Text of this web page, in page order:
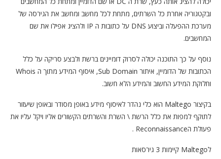
ובקטגוריה אחרת כל השרתים, מתחת לכל מחשב ומחשב את הגירסה של
מערכת ההפעלה וביצוע DNS על כתובות ה IP ולהציג אפילו את שם
המחשבים.
נוסף על כך התוכנה יכולה לסרוק דומיינים ברשת ולבצע סריקה על כלל
הכתובות של הדומיין, איתור Sub Domain, איסוף המידע מתוך ה Whois
וחלוקת המידע החשוב והמידע הלא חשוב.
בקיצור Maltego הוא כלי נהדר לאיסוף מידע באופן מסודר ובאופן שיעזור
לתוקף למפות את כלל הרשת \ השרת והשרתים הקשורים אליו ויקל עליו את
פעולת הReconnaissance .
לMaltego קיימות 3 גירסאות